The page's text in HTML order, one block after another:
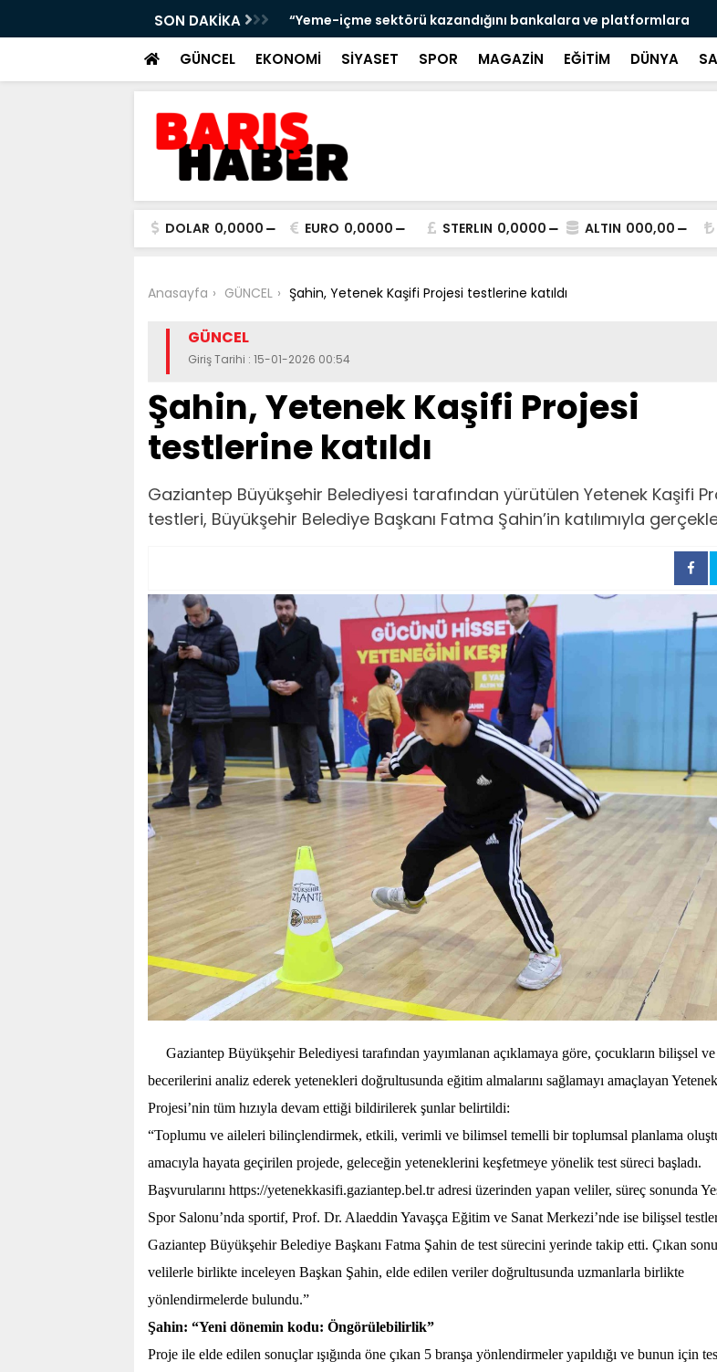
SON DAKİKA
sağlığı için sıkı denetim
“Yeme-içme sektörü kazandığını bankalara ve platformlara
bırakıyor”
GÜNCEL EKONOMİ SİYASET SPOR MAGAZİN EĞİTİM DÜNYA
DOLAR 0,0000 EURO 0,0000 STERLIN 0,0000 ALTIN 000,00
Anasayfa GÜNCEL Şahin, Yetenek Kaşifi Projesi testlerine katıldı
GÜNCEL
Giriş Tarihi : 15-01-2026 00:54
Şahin, Yetenek Kaşifi Projesi
testlerine katıldı
Gaziantep Büyükşehir Belediyesi tarafından yürütülen Yetenek Kaşifi
testleri, Büyükşehir Belediye Başkanı Fatma Şahin’in katılımıyla
Gaziantep Büyükşehir Belediyesi tarafından yayımlanan açıklamaya göre, çocukların bilişsel
becerilerini analiz ederek yetenekleri doğrultusunda eğitim almalarını sağlamayı amaçlayan
Projesi’nin tüm hızıyla devam ettiği bildirilerek şunlar belirtildi:
“Toplumu ve aileleri bilinçlendirmek, etkili, verimli ve bilimsel temelli bir toplumsal planlama
amacıyla hayata geçirilen projede, geleceğin yeteneklerini keşfetmeye yönelik test süreci başladı.
Başvurularını https://yetenekkasifi.gaziantep.bel.tr adresi üzerinden yapan veliler, süreç sonunda
Spor Salonu’nda sportif, Prof. Dr. Alaeddin Yavaşça Eğitim ve Sanat Merkezi’nde ise bilişsel
Gaziantep Büyükşehir Belediye Başkanı Fatma Şahin de test sürecini yerinde takip etti. Çıkan
velilerle birlikte inceleyen Başkan Şahin, elde edilen veriler doğrultusunda uzmanlarla birlikte
yönlendirmelerde bulundu.”
Şahin: “Yeni dönemin kodu: Öngörülebilirlik”
Proje ile elde edilen sonuçlar ışığında öne çıkan 5 branşa yönlendirmeler yapıldığı ve bunun için